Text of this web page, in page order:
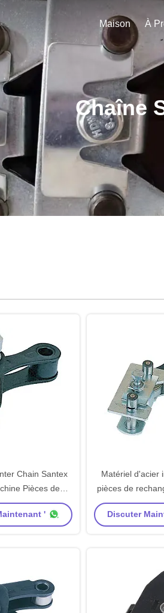
Maison
Chaîne
Chain Santex
Pièces de
'
Matériel d'acier
pièces de
de Stenter
Wakayama
Discuter